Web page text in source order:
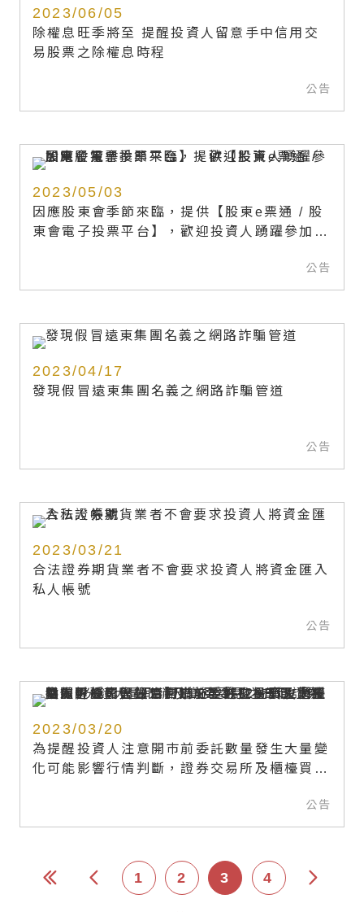
2023/06/05
除權息旺季將至 提醒投資人留意手中信用交
易股票之除權息時程
公告
2023/05/03
因應股東會季節來臨，提供【股東e票通 / 股
東會電子投票平台】，歡迎投資人踴躍參加電
公告
2023/04/17
發現假冒遠東集團名義之網路詐騙管道
公告
2023/03/21
合法證券期貨業者不會要求投資人將資金匯入
私人帳號
公告
2023/03/20
為提醒投資人注意開巿前委託數量發生大量變
化可能影響行情判斷，證券交易所及櫃檯買賣
分鐘大量取消及變更委託之有價證券納入暫緩
開盤撮合】措施，歡迎投資人踴躍點閱。
公告
1 2 3 4